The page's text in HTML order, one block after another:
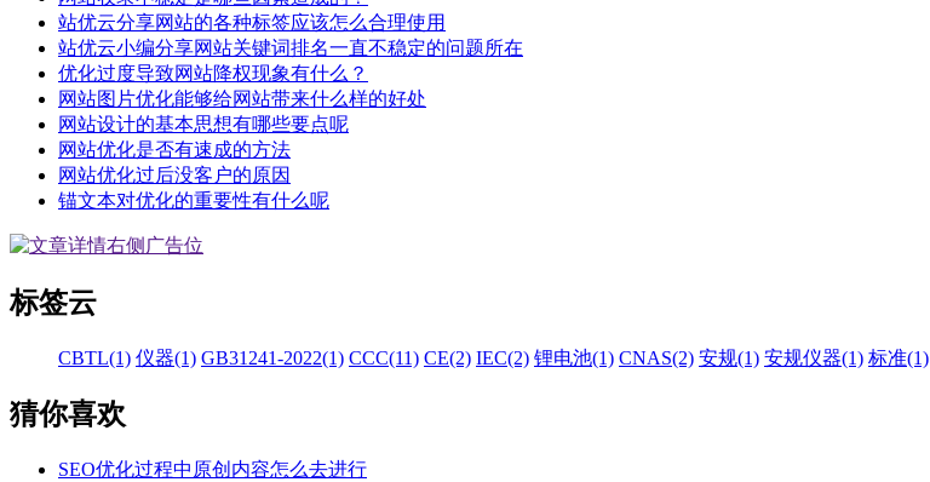
站优云分享网站的各种标签应该怎么合理使用
站优云小编分享网站关键词排名一直不稳定的问题所在
优化过度导致网站降权现象有什么？
网站图片优化能够给网站带来什么样的好处
网站设计的基本思想有哪些要点呢
网站优化是否有速成的方法
网站优化过后没客户的原因
锚文本对优化的重要性有什么呢
标签云
CBTL(1) 仪器(1) GB31241-2022(1) CCC(11) CE(2) IEC(2) 锂电池(1) CNAS(2) 安规(1) 安规仪器(1) 标准(1)
猜你喜欢
SEO优化过程中原创内容怎么去进行